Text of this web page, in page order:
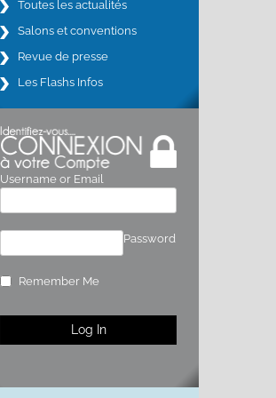
Toutes les actualités
Salons et conventions
Revue de presse
Les Flashs Infos
Username or Email
Password
Remember Me